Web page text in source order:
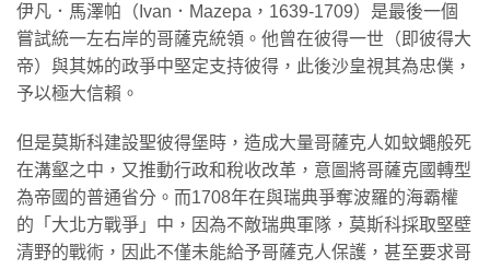
伊凡．馬澤帕（Ivan．Mazepa，1639-1709）是最後一個
嘗試統一左右岸的哥薩克統領。他曾在彼得一世（即彼得大
帝）與其姊的政爭中堅定支持彼得，此後沙皇視其為忠僕，
予以極大信賴。
但是莫斯科建設聖彼得堡時，造成大量哥薩克人如蚊蠅般死
在溝壑之中，又推動行政和稅收改革，意圖將哥薩克國轉型
為帝國的普通省分。而1708年在與瑞典爭奪波羅的海霸權
的「大北方戰爭」中，因為不敵瑞典軍隊，莫斯科採取堅壁
清野的戰術，因此不僅未能給予哥薩克人保護，甚至要求哥